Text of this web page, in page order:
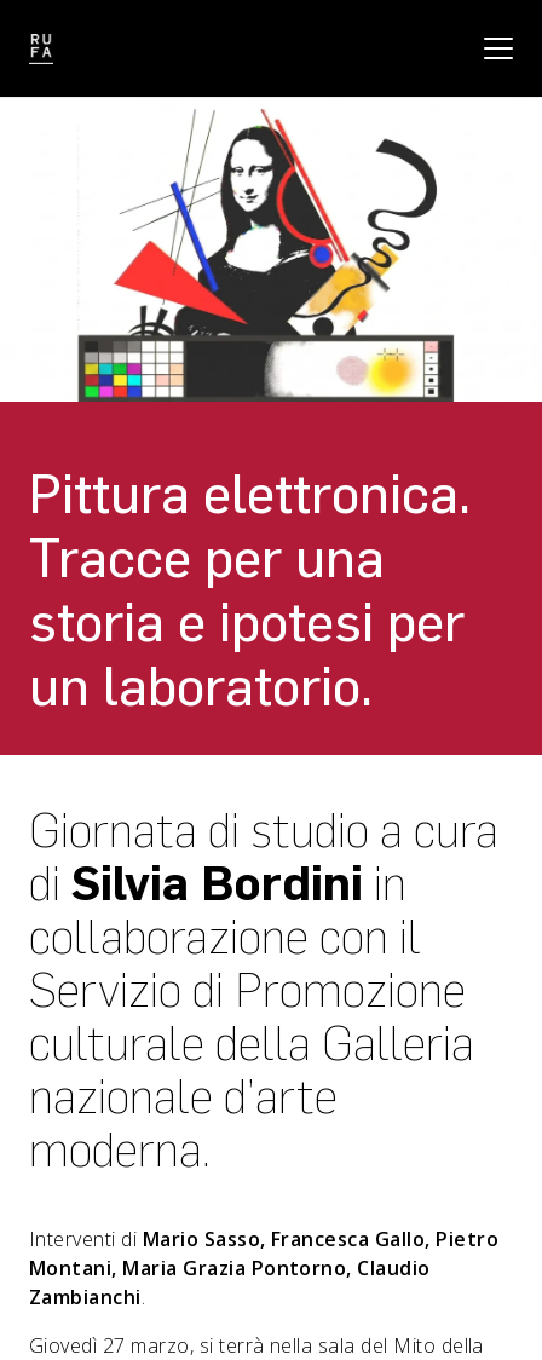
Pittura elettronica.
Tracce per una
storia e ipotesi per
un laboratorio.
Giornata di studio a cura
di Silvia Bordini in
collaborazione con il
Servizio di Promozione
culturale della Galleria
nazionale d’arte
moderna.
Interventi di Mario Sasso, Francesca Gallo, Pietro
Montani, Maria Grazia Pontorno, Claudio
Zambianchi.
Giovedì 27 marzo, si terrà nella sala del Mito della